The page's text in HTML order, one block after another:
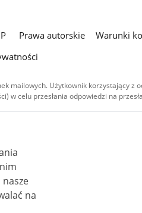
Prawa autorskie Warunki
mailowych. Użytkownik korzystający
celu przesłania odpowiedzi na
audiowizualnych), są
autorstwa - na tych samych
tym zdjęcia, materiały audio i wideo,
autorstwa użycie niekomercyjne -
to stwierdzone inaczej.